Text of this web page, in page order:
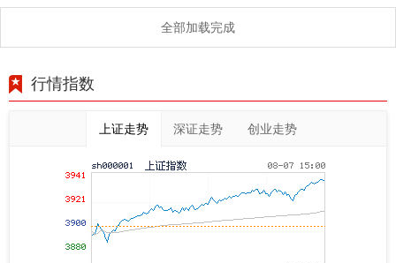
值
全部加载完成
行情指数
上证走势 深证走势 创业走势